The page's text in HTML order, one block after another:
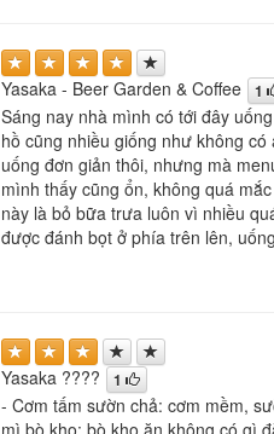
Yasaka - Beer Garden & Coffee 1
Sáng nay nhà mình có tới đây
hồ cũng nhiều giống như không
uống đơn giản thôi, nhưng mà
mình thấy cũng ổn, không quá
này là bỏ bữa trưa luôn vì nhiều
được đánh bọt ở phía trên lên,
Yasaka ???? 1
- Cơm tấm sườn chả: cơm mềm,